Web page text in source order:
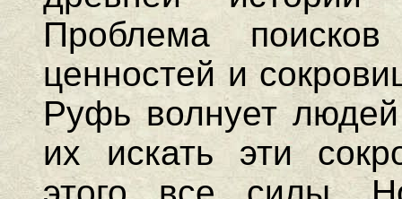
Проблема поисков
ценностей и
Руфь волнует
их искать эти